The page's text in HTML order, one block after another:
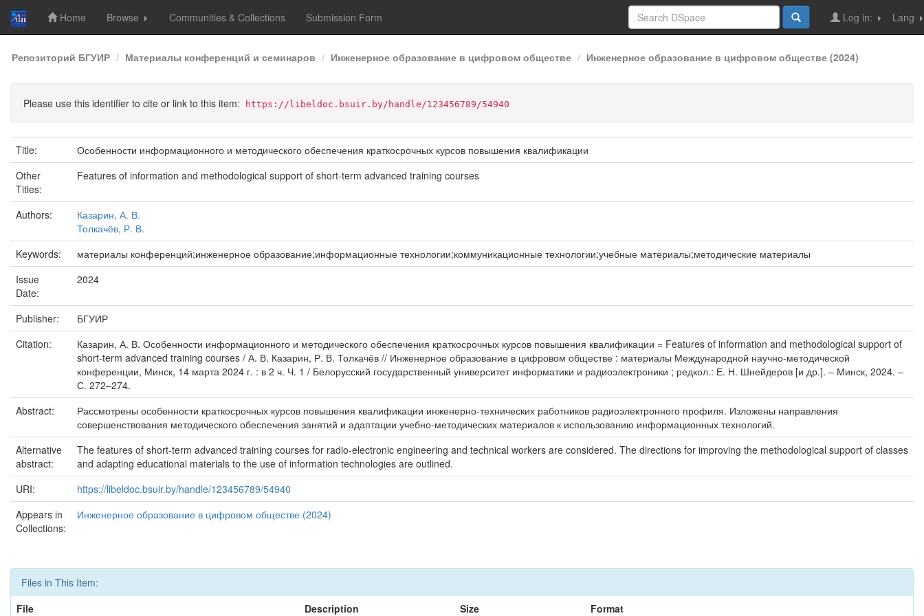
Skip
navigation
Home Browse Communities & Collections Submission Form Lang
Log in:
Репозиторий БГУИР Материалы конференций и семинаров Инженерное образование в цифровом обществе Инженерное образование в цифровом обществе (2024)
Please use this identifier to cite or link to this item: https://libeldoc.bsuir.by/handle/123456789/54940
Title:
Особенности информационного и методического обеспечения краткосрочных курсов повышения квалификации
Other
Titles:
Features of information and methodological support of short-term advanced training courses
Authors:
Казарин, А. В.
Толкачёв, Р. В.
Keywords:
материалы конференций;инженерное образование;информационные технологии;коммуникационные технологии;учебные материалы;методические материалы
Issue
Date:
2024
Publisher:
БГУИР
Citation:
Казарин, А. В. Особенности информационного и методического обеспечения краткосрочных курсов повышения квалификации = Features of information and methodological support of
short-term advanced training courses / А. В. Казарин, Р. В. Толкачёв // Инженерное образование в цифровом обществе : материалы Международной научно-методической
конференции, Минск, 14 марта 2024 г. : в 2 ч. Ч. 1 / Белорусский государственный университет информатики и радиоэлектроники ; редкол.: Е. Н. Шнейдеров [и др.]. – Минск, 2024. –
С. 272–274.
Abstract:
Рассмотрены особенности краткосрочных курсов повышения квалификации инженерно-технических работников радиоэлектронного профиля. Изложены направления
совершенствования методического обеспечения занятий и адаптации учебно-методических материалов к использованию информационных технологий.
Alternative
abstract:
The features of short-term advanced training courses for radio-electronic engineering and technical workers are considered. The directions for improving the methodological support of classes
and adapting educational materials to the use of information technologies are outlined.
URI:
https://libeldoc.bsuir.by/handle/123456789/54940
Appears in
Collections:
Инженерное образование в цифровом обществе (2024)
Files in This Item:
File
Description Size Format